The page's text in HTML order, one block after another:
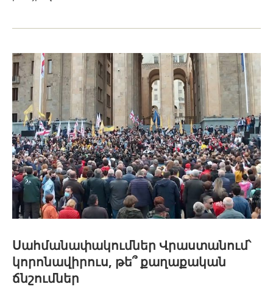
Սահմանափակումներ Վրաստանում՝
կորոնավիրուս, թե՞ քաղաքական
ճնշումներ